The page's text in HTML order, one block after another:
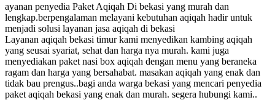
ayanan penyedia Paket Aqiqah Di bekasi yang murah dan
lengkap.berpengalaman melayani kebutuhan aqiqah hadir untuk
menjadi solusi layanan jasa aqiqah di bekasi
Layanan aqiqah bekasi timur kami menyedikan kambing aqiqah
yang seusai syariat, sehat dan harga nya murah. kami juga
menyediakan paket nasi box aqiqah dengan menu yang beraneka
ragam dan harga yang bersahabat. masakan aqiqah yang enak dan
tidak bau prengus..bagi anda warga bekasi yang mencari penyedia
paket aqiqah bekasi yang enak dan murah. segera hubungi kami..